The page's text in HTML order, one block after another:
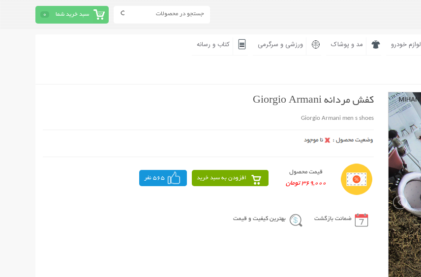
سبد خرید شما 0
لوازم خودرو مد و پوشاک ورزشی و سرگرمی کتاب و رسانه
کفش مردانه Giorgio Armani
Giorgio Armani men s shoes
قیمت محصول
369,000 تومان
افزودن به سبد خرید 565 نفر
ضمانت بازگشت بهترین کیفیت و قیمت